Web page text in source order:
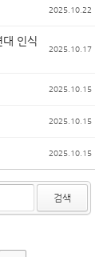
2025.10.22
인식
2025.10.17
2025.10.15
2025.10.15
2025.10.15
검색